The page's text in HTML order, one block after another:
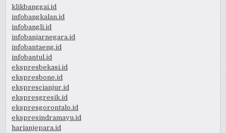
klikbanggai.id
infobangkalan.id
infobangli.id
infobanjarnegara.id
infobantaeng.id
infobantul.id
ekspresbekasi.id
ekspresbone.id
eksprescianjur.id
ekspresgresik.id
ekspresgorontalo.id
ekspresindramayu.id
harianjepara.id